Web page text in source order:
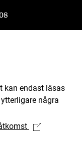
kan endast läsas
några